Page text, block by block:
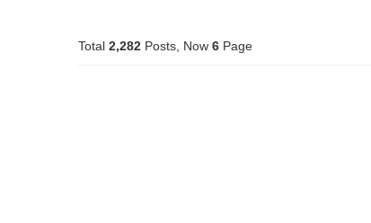
Total 2,282 Posts, Now 6 Page